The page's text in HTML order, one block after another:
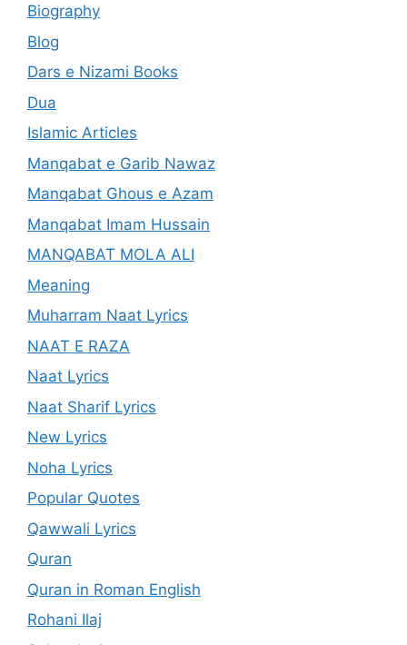
Biography
Blog
Dars e Nizami Books
Dua
Islamic Articles
Manqabat e Garib Nawaz
Manqabat Ghous e Azam
Manqabat Imam Hussain
MANQABAT MOLA ALI
Meaning
Muharram Naat Lyrics
NAAT E RAZA
Naat Lyrics
Naat Sharif Lyrics
New Lyrics
Noha Lyrics
Popular Quotes
Qawwali Lyrics
Quran
Quran in Roman English
Rohani Ilaj